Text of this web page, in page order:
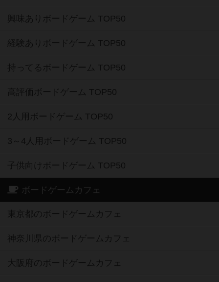
興味ありボードゲーム TOP50
経験ありボードゲーム TOP50
持ってるボードゲーム TOP50
高評価ボードゲーム TOP50
2人用ボードゲーム TOP50
3～4人用ボードゲーム TOP50
子供向けボードゲーム TOP50
ボードゲームカフェ
東京都のボードゲームカフェ
神奈川県のボードゲームカフェ
大阪府のボードゲームカフェ